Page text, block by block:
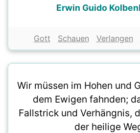
Erwin Guido
Gott Schauen Verlangen
Wir müssen im Hohen und
dem Ewigen fahnden;
Fallstrick und Verhängnis,
der heilige